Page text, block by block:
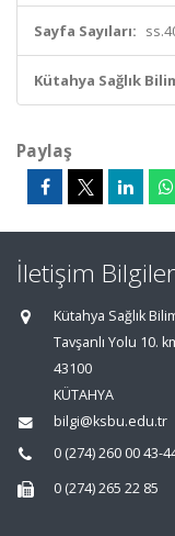
Sayfa Sayıları:
Kütahya Sağlık
Paylaş
İletişim
Kütahya Sağlık
Tavşanlı Yolu 10.
43100
KÜTAHYA
bilgi@ksbu.edu.tr
0 (274) 260 00 43-
0 (274) 265 22 85